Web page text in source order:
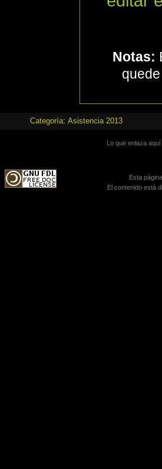
Notas:
Categoría: Asistencia 2013
Lo que enlaza aquí
Esta
El contenido está